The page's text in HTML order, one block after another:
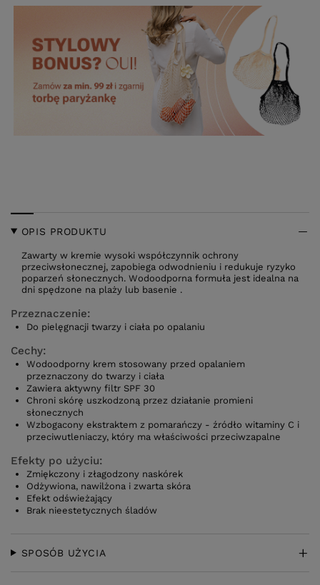
OPIS PRODUKTU
Zawarty w kremie wysoki współczynnik ochrony
przeciwsłonecznej, zapobiega odwodnieniu i redukuje ryzyko
poparzeń słonecznych. Wodoodporna formuła jest idealna na
dni spędzone na plaży lub basenie .
Przeznaczenie:
Do pielęgnacji twarzy i ciała po opalaniu
Cechy:
Wodoodporny krem stosowany przed opalaniem
przeznaczony do twarzy i ciała
Zawiera aktywny filtr SPF 30
Chroni skórę uszkodzoną przez działanie promieni
słonecznych
Wzbogacony ekstraktem z pomarańczy - źródło witaminy C i
przeciwutleniaczy, który ma właściwości przeciwzapalne
Efekty po użyciu:
Zmiękczony i złagodzony naskórek
Odżywiona, nawilżona i zwarta skóra
Efekt odświeżający
Brak nieestetycznych śladów
SPOSÓB UŻYCIA